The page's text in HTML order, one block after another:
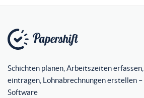
Schichten planen, Arbeitszeiten
eintragen, Lohnabrechnungen erstellen
Software